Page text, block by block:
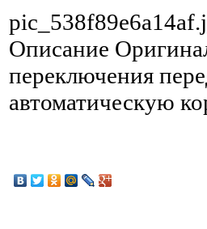
Описание
переключения
автоматическую